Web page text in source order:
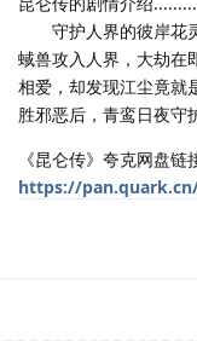
守护人界的彼岸花灵
蜮兽攻入人界，大劫在
相爱，却发现江尘竟就
胜邪恶后，青鸾日夜守
《昆仑传》夸克网盘链
https://